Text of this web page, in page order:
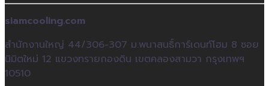
siamcooling.com
สำนักงานใหญ่ 44/306-307 ม.พนาสนธิ์การ์เดนท์โฮม 8 ซอย
นิมิตใหม่ 12 แขวงทรายกองดิน เขตคลองสามวา กรุงเทพฯ
10510